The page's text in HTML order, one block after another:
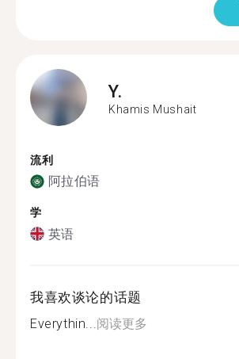
Y.
Khamis Mushait
流利
阿拉伯语
学
英语
我喜欢谈论的话题
Everythin... 阅读更多